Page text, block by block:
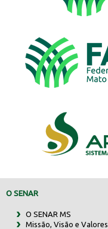
O SENAR
O SENAR MS
Missão, Visão e Valores